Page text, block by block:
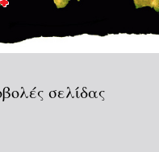
σελίδας